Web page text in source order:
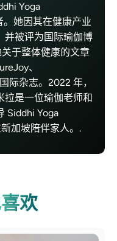
Yoga
她因其在健康产业
并被评为国际瑜伽博
于整体健康的文章
、
际杂志。2022 年，
拉是一位瑜伽老师和
Siddhi Yoga
加坡陪伴家人。.
欢